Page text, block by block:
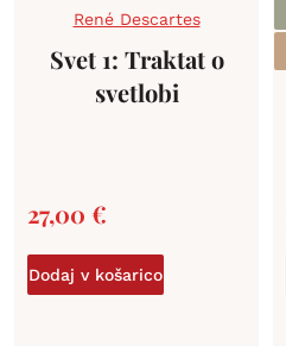
René Descartes
Svet 1: Traktat o
svetlobi
27,00 €
Dodaj v košarico